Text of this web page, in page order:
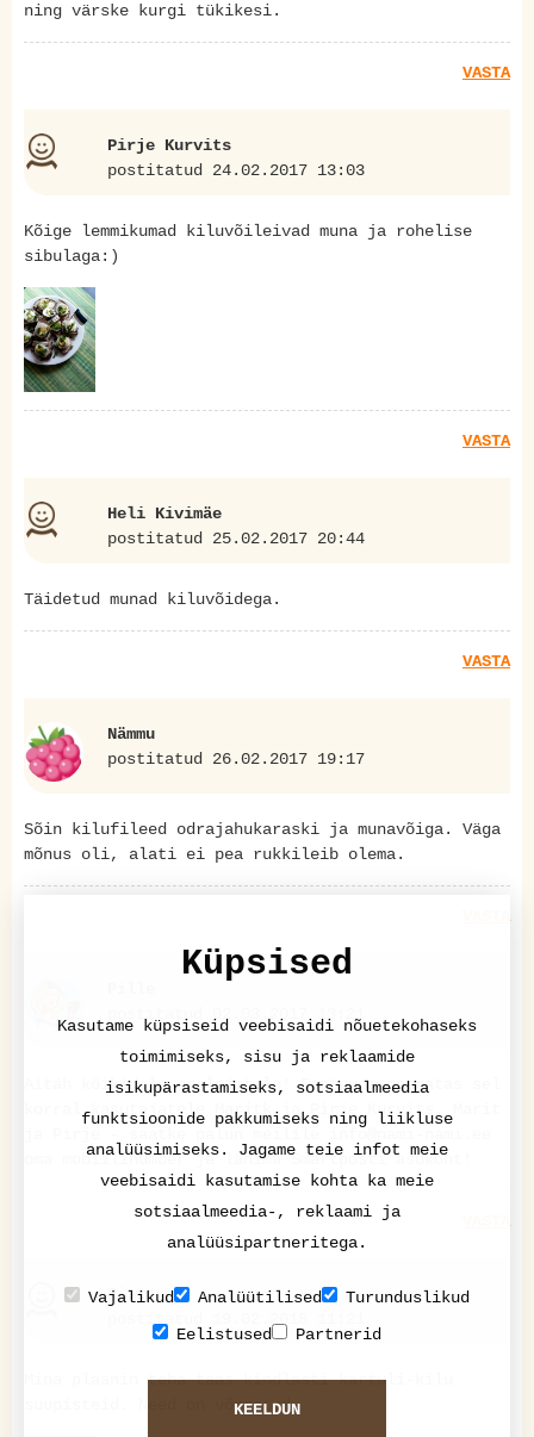
ning värske kurgi tükikesi.
VASTA
Pirje Kurvits
postitatud 24.02.2017 13:03
Kõige lemmikumad kiluvõileivad muna ja rohelise
sibulaga:)
VASTA
Heli Kivimäe
postitatud 25.02.2017 20:44
Täidetud munad kiluvõidega.
VASTA
Nämmu
postitatud 26.02.2017 19:17
Sõin kilufileed odrajahukaraski ja munavõiga. Väga
mõnus oli, alati ei pea rukkileib olema.
Aitäh kõikidele osalejatele! Fortuuna naeratas sel
korral kasutajatele Maritk ja Pirje Kurvits. Marit
oma mobiilinumber ja lähima Smartposti asukoht!
Riste
Mina plaanin teha taas kindlasti kartuli-kilu
suupisteid. Need on võrratud.
Küpsised
Kasutame küpsiseid veebisaidi nõuetekohaseks
toimimiseks, sisu ja reklaamide
isikupärastamiseks, sotsiaalmeedia
funktsioonide pakkumiseks ning liikluse
analüüsimiseks. Jagame teie infot meie
veebisaidi kasutamise kohta ka meie
sotsiaalmeedia-, reklaami ja
analüüsipartneritega.
Vajalikud Analüütilised
Turunduslikud
Eelistused
Partnerid
KEELDUN